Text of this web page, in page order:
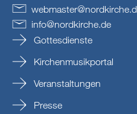
webmaster@nordkirche
info@nordkirche.de
Gottesdienste
Kirchenmusikportal
Veranstaltungen
Presse